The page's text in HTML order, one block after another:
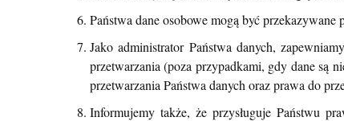
Państwa dane osobowe mogą być
Jako administrator Państwa danych,
przetwarzania (poza przypadkami, gdy dane są
przetwarzania Państwa danych oraz prawa do
Informujemy także, że przysługuje Państwu